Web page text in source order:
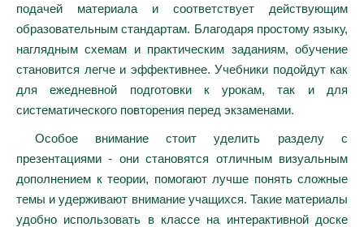
подачей материала и соответствует действующим
образовательным стандартам. Благодаря простому языку,
наглядным схемам и практическим заданиям, обучение
становится легче и эффективнее. Учебники подойдут как
для ежедневной подготовки к урокам, так и для
систематического повторения перед экзаменами.
Особое внимание стоит уделить разделу с
презентациями - они становятся отличным визуальным
дополнением к теории, помогают лучше понять сложные
темы и удерживают внимание учащихся. Такие материалы
удобно использовать в классе на интерактивной доске